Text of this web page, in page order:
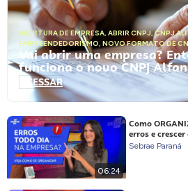
ABERTURA DE EMPRESA, ABRIR CNPJ,CNPJ
EMPREENDEDORISMO, NOVO FORMATO DE
Vai abrir uma empresa?
funciona o novo CNPJ
ACESSAR
06:24
Como
erros e crescer
Sebrae Paraná